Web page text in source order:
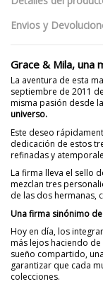
Envios y
Grace & Mila, una
La aventura de esta
septiembre de 2011
misma pasión desde
universo.
Este deseo
dedicación de estos
refinadas y
La firma lleva el sello
mezclan tres
de las dos hermanas,
Una firma sinónimo
Hoy en día, los
más lejos haciendo
sueño compartido,
garantizar que cada
colecciones.